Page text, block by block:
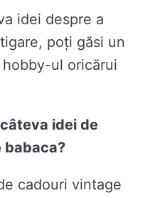
idei despre a
poți găsi un
ul oricărui
idei de
babaca?
cadouri vintage